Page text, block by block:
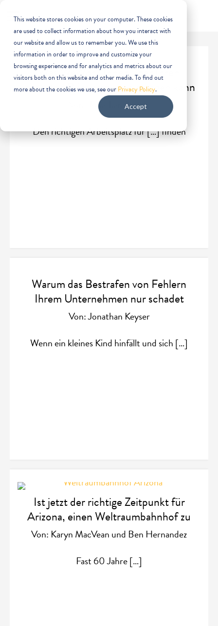
This website stores cookies on your computer. These cookies
are used to collect information about how you interact with
our website and allow us to remember you. We use this
information in order to improve and customize your
browsing experience and for analytics and metrics about our
visitors both on this website and other media. To find out
more about the cookies we use, see ourPrivacy Policy.
Accept
Was WeWork Ihnen über Ihren
nächsten Büroumzug beibringen kann
Von: Jonathan Keyser
Den richtigen Arbeitsplatz für […] finden
Warum das Bestrafen von Fehlern
Ihrem Unternehmen nur schadet
Von: Jonathan Keyser
Wenn ein kleines Kind hinfällt und sich […]
Ist jetzt der richtige Zeitpunkt für
Arizona, einen Weltraumbahnhof zu
bauen?
Von: Karyn MacVean und Ben Hernandez
Fast 60 Jahre […]